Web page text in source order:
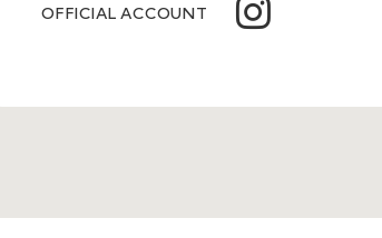
OFFICIAL ACCOUNT